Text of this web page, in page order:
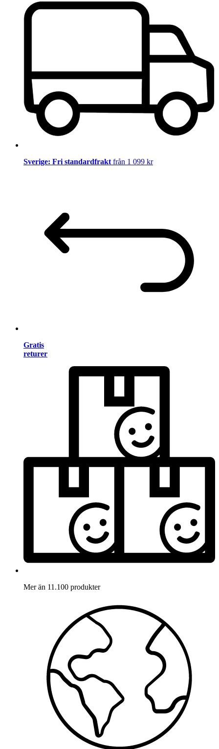
Sverige: Fri standardfrakt från 1 099 kr
Gratis
returer
Mer än 11.100 produkter